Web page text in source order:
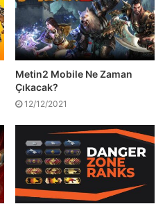
Metin2 Mobile Ne Zaman
Çıkacak?
12/12/2021